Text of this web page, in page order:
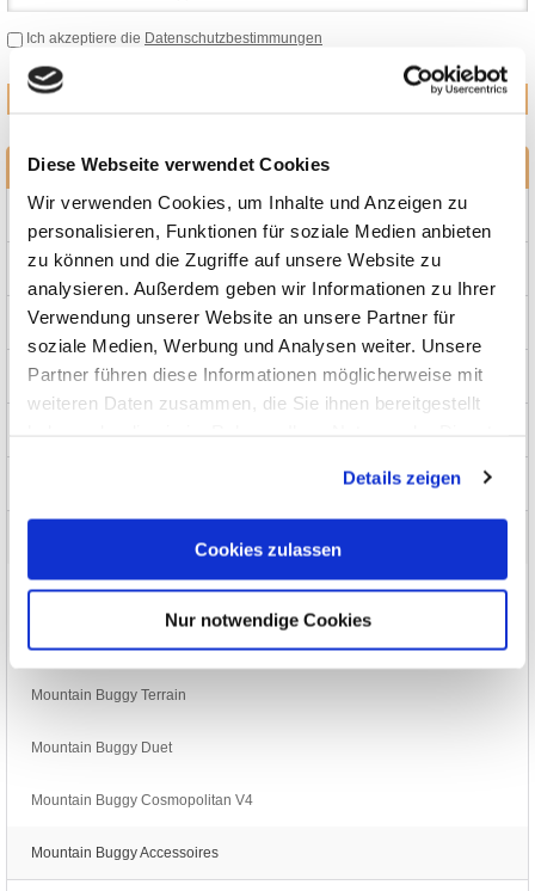
Diese Webseite verwendet Cookies
Wir verwenden Cookies, um Inhalte und Anzeigen zu
personalisieren, Funktionen für soziale Medien anbieten
zu können und die Zugriffe auf unsere Website zu
analysieren. Außerdem geben wir Informationen zu Ihrer
Verwendung unserer Website an unsere Partner für
soziale Medien, Werbung und Analysen weiter. Unsere
Partner führen diese Informationen möglicherweise mit
weiteren Daten zusammen, die Sie ihnen bereitgestellt
Details zeigen
Cookies zulassen
Nur notwendige Cookies
Ich akzeptiere die Datenschutzbestimmungen
KATEGORIEN
Kombikinderwagen
Sale
Hartan Shop
Moon Shop
Mountain Buggy Swift
Mountain Buggy Terrain
Mountain Buggy Duet
Mountain Buggy Cosmopolitan V4
Mountain Buggy Accessoires